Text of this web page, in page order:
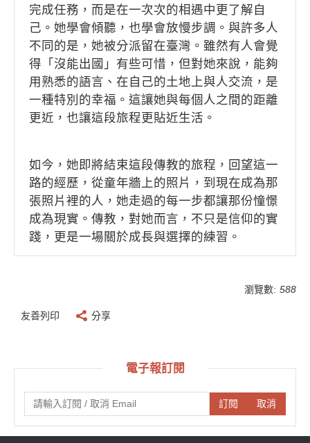
完成任務，而是在一次次的相遇中更了解自
己。她學會傾聽，也學會放慢步調。與許多人
不同的是，她被分派留在臺灣。雖然有人會覺
得「沒能出國」有些可惜，但對她來說，能夠
用熟悉的語言、在自己的土地上與人交流，是
一種特別的幸福。這讓她與每個人之間的距離
更近，也讓這段旅程更貼近生活。
如今，她即將結束這段傳教的旅程，回望這一
路的經歷，從童年牆上的照片，到現在成為那
張照片裡的人，她走過的每一步都讓那份憧憬
成為現實。傳教，對她而言，不只是信仰的實
踐，更是一場關於成長與選擇的練習。
瀏覽數: 588
友善列印 分享
電子報訂閱
訂閱 取消